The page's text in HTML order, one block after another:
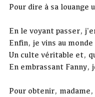
Pour dire à sa louange
En le voyant passer,
Enfin, je vins au
Un culte véritable et,
En embrassant Fanny,
Pour obtenir,